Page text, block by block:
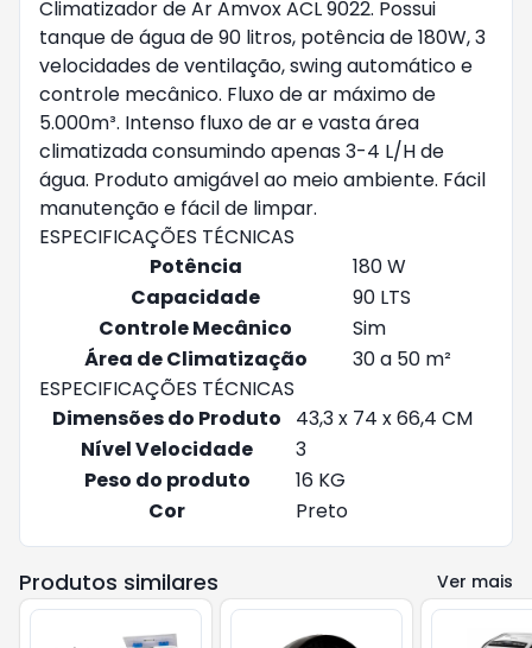
Climatizador de Ar Amvox ACL 9022. Possui
tanque de água de 90 litros, potência de 180W, 3
velocidades de ventilação, swing automático e
controle mecânico. Fluxo de ar máximo de
5.000m³. Intenso fluxo de ar e vasta área
climatizada consumindo apenas 3-4 L/H de
água. Produto amigável ao meio ambiente. Fácil
manutenção e fácil de limpar.
ESPECIFICAÇÕES TÉCNICAS
Potência
180 W
Capacidade
90 LTS
Controle Mecânico
Sim
Área de Climatização
30 a 50 m²
ESPECIFICAÇÕES TÉCNICAS
Dimensões do Produto
43,3 x 74 x 66,4 CM
Nível Velocidade
3
Peso do produto
16 KG
Cor
Preto
Produtos similares Ver mais